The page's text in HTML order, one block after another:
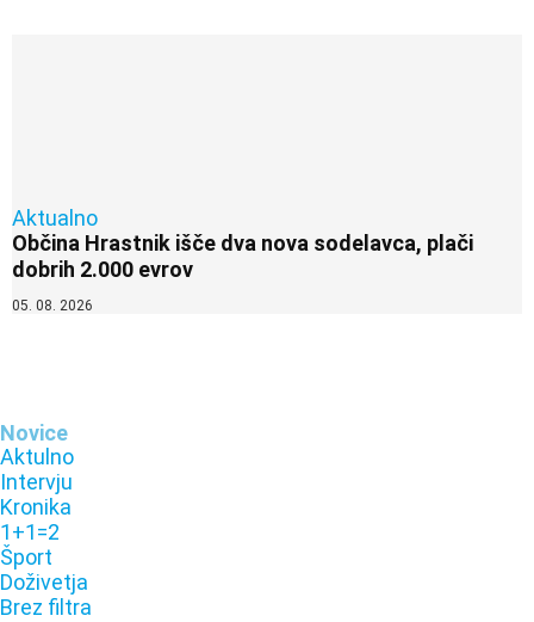
Aktualno
Občina Hrastnik išče dva nova sodelavca, plači
dobrih 2.000 evrov
05. 08. 2026
Novice
Aktulno
Intervju
Kronika
1+1=2
Šport
Doživetja
Brez filtra